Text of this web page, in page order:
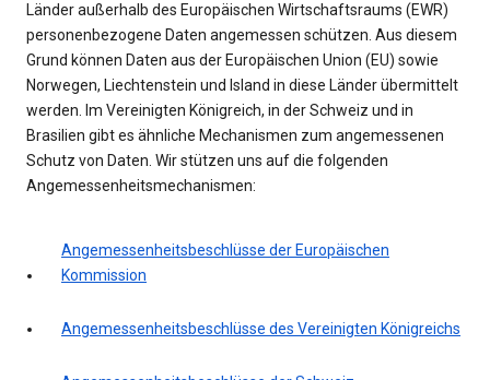
Länder außerhalb des Europäischen Wirtschaftsraums (EWR)
personenbezogene Daten angemessen schützen. Aus diesem
Grund können Daten aus der Europäischen Union (EU) sowie
Norwegen, Liechtenstein und Island in diese Länder übermittelt
werden. Im Vereinigten Königreich, in der Schweiz und in
Brasilien gibt es ähnliche Mechanismen zum angemessenen
Schutz von Daten. Wir stützen uns auf die folgenden
Angemessenheitsmechanismen:
Angemessenheitsbeschlüsse der Europäischen
Kommission
Angemessenheitsbeschlüsse des Vereinigten Königreichs